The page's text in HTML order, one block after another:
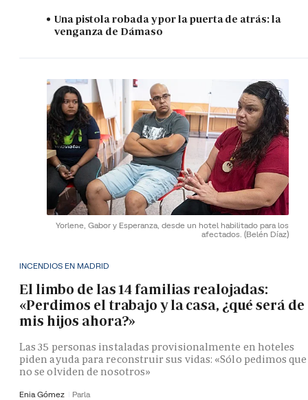
Una pistola robada y por la puerta de atrás: la
venganza de Dámaso
Yorlene, Gabor y Esperanza, desde un hotel habilitado para los
afectados. (Belén Díaz)
INCENDIOS EN MADRID
El limbo de las 14 familias realojadas:
«Perdimos el trabajo y la casa, ¿qué será de
mis hijos ahora?»
Las 35 personas instaladas provisionalmente en hoteles
piden ayuda para reconstruir sus vidas: «Sólo pedimos que
no se olviden de nosotros»
Enia Gómez Parla